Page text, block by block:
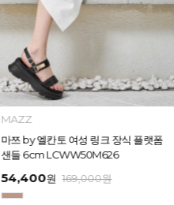
MAZZ
마쯔 by 엘칸토 여성 링크 장식 플랫폼
샌들 6cm LCWW50M626
54,400원 169,000원